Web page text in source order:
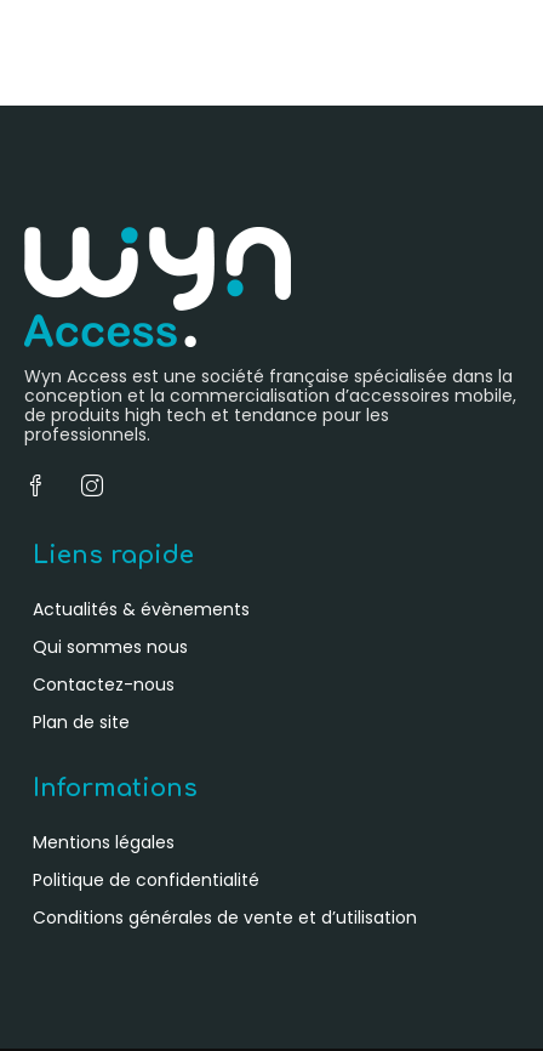
Wyn Access est une société française spécialisée dans la
conception et la commercialisation d’accessoires mobile,
de produits high tech et tendance pour les
professionnels.
Liens rapide
Actualités & évènements
Qui sommes nous
Contactez-nous
Plan de site
Informations
Mentions légales
Politique de confidentialité
Conditions générales de vente et d’utilisation